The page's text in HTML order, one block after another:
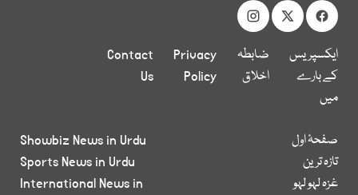
ایکسپریس
کے بارے
میں
ضابطہ
اخلاق
Privacy
Policy
Contact
Us
صفحۂ اول
تازہ ترین
غزہ لہو لہو
Showbiz News in Urdu
Sports News in Urdu
International News in